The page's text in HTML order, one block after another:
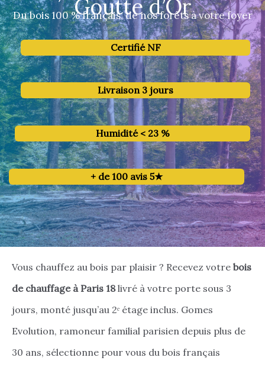
Goutte d’Or
Du bois 100 % français, de nos forêts à votre foyer
Certifié NF
Livraison 3 jours
Humidité < 23 %
+ de 100 avis 5★
Vous chauffez au bois par plaisir ? Recevez votre bois
de chauffage à Paris 18livré à votre porte sous 3
jours, monté jusqu’au 2ᵉ étage inclus. Gomes
Evolution, ramoneur familial parisien depuis plus de
30 ans, sélectionne pour vous du bois français